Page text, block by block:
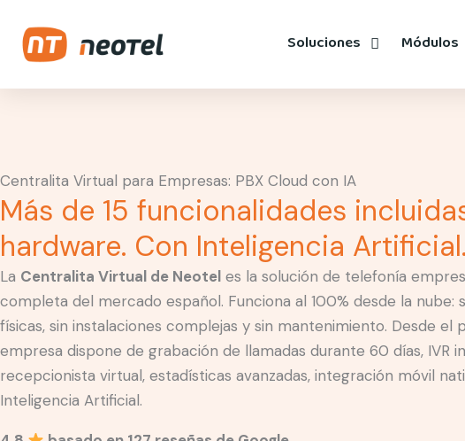
contenido
Soluciones Módulos
Centralita Virtual para Empresas: PBX Cloud con IA
Más de 15 funcionalidades
hardware. Con Inteligencia Artificial.
La Centralita Virtual de Neotel es la solución de telefonía
completa del mercado español. Funciona al 100% desde la nube:
físicas, sin instalaciones complejas y sin mantenimiento. Desde el
empresa dispone de grabación de llamadas durante 60 días, IVR
recepcionista virtual, estadísticas avanzadas, integración móvil
Inteligencia Artificial.